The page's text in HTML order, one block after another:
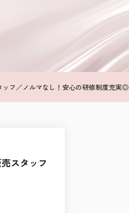
ッフ／ノルマなし！安心の研修制度充実◎
スタッフ